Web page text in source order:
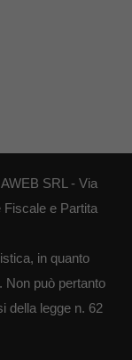
SRL - Via
e Partita
in quanto
Non può pertanto
della legge n. 62